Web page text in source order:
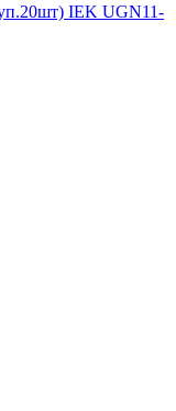
IEK UGN11-